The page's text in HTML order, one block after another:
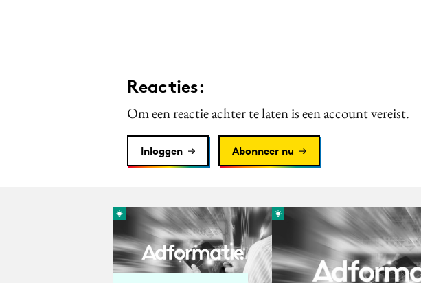
Reacties:
Om een reactie achter te laten is een account vereist.
Inloggen Abonneer nu